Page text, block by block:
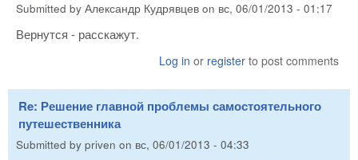
Submitted by Александр Кудрявцев on вс, 06/01/2013 - 01:17
Вернутся - расскажут.
Log in or register to post comments
Re: Решение главной проблемы самостоятельного
путешественника
Submitted by priven on вс, 06/01/2013 - 04:33